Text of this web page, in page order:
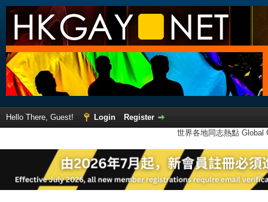
Hello There, Guest! Login
Register
世界各地同志熱點